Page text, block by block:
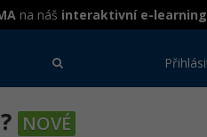
na náš interaktivní e-learning
NOVÉ